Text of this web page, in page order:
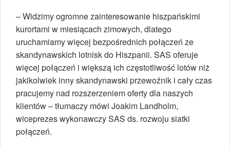
– Widzimy ogromne zainteresowanie hiszpańskimi
kurortami w miesiącach zimowych, dlatego
uruchamiamy więcej bezpośrednich połączeń ze
skandynawskich lotnisk do Hiszpanii. SAS oferuje
więcej połączeń i większą ich częstotliwość lotów niż
jakikolwiek inny skandynawski przewoźnik i cały czas
pracujemy nad rozszerzeniem oferty dla naszych
klientów – tłumaczy mówi Joakim Landholm,
wiceprezes wykonawczy SAS ds. rozwoju siatki
połączeń.